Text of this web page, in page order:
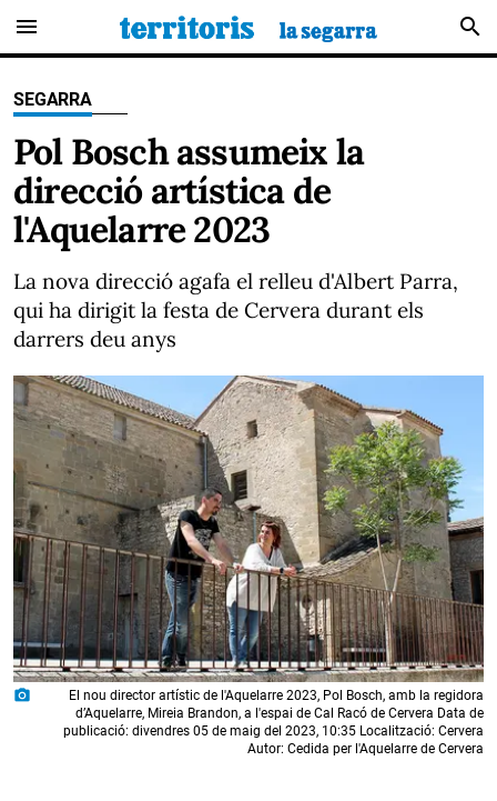
menu search
SEGARRA
Pol Bosch assumeix la
direcció artística de
l'Aquelarre 2023
La nova direcció agafa el relleu d'Albert Parra,
qui ha dirigit la festa de Cervera durant els
darrers deu anys
photo_camera
El nou director artístic de l'Aquelarre 2023, Pol Bosch, amb la regidora
d’Aquelarre, Mireia Brandon, a l'espai de Cal Racó de Cervera Data de
publicació: divendres 05 de maig del 2023, 10:35 Localització: Cervera
Autor: Cedida per l'Aquelarre de Cervera